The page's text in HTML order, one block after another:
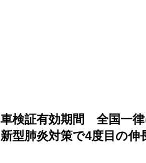
車検証有効期間 全国一
新型肺炎対策で4度目の伸